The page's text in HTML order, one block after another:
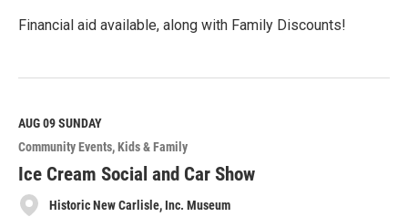
Financial aid available, along with Family Discounts!
e
M
o
r
e
AUG 09SUNDAY
Community Events Kids & Family
Ice Cream Social and Car Show
Historic New Carlisle, Inc. Museum